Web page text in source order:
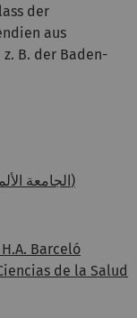
der
aus
B. der Baden-
German University in Cairo (الجامعة الألمانية بالقاهرة)
Barceló
de la Salud